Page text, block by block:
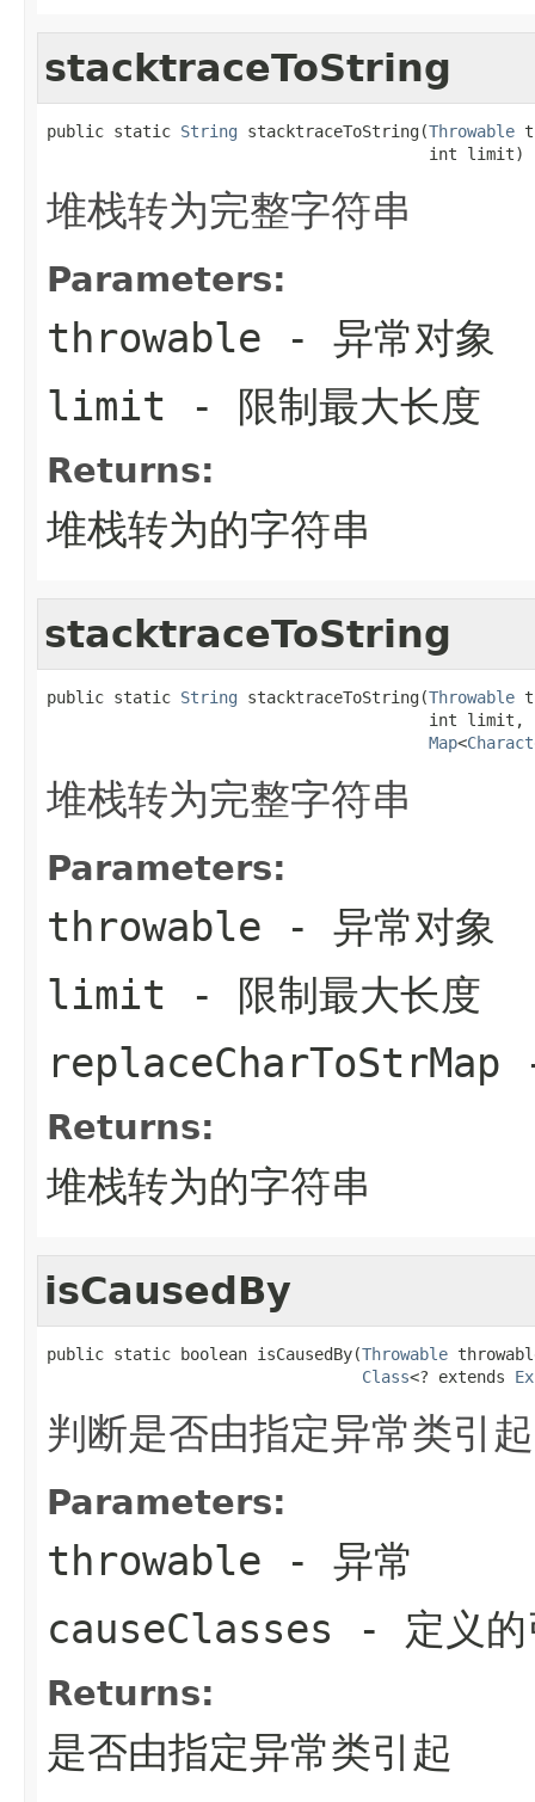
stacktraceToString
public static String stacktraceToString(Throwable
                                        int limit)
堆栈转为完整字符串
Parameters:
throwable - 异常对象
limit - 限制最大长度
Returns:
堆栈转为的字符串
stacktraceToString
public static String stacktraceToString(Throwable
                                        int limit,
Map<
堆栈转为完整字符串
Parameters:
throwable - 异常对象
limit - 限制最大长度
replaceCharToStrMap
Returns:
堆栈转为的字符串
isCausedBy
public static boolean isCausedBy(Throwable
Class<? extends
判断是否由指定异常类引起
Parameters:
throwable - 异常
causeClasses - 定义的
Returns:
是否由指定异常类引起